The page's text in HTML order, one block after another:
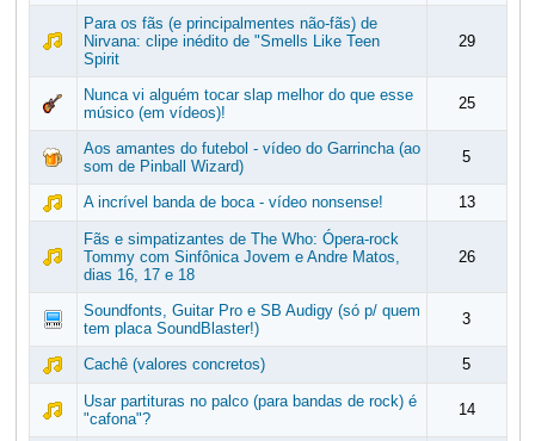
Para os fãs (e principalmentes não-fãs) de
Nirvana: clipe inédito de "Smells Like Teen
Spirit
29
Nunca vi alguém tocar slap melhor do que esse
músico (em vídeos)!
25
Aos amantes do futebol - vídeo do Garrincha (ao
som de Pinball Wizard)
5
A incrível banda de boca - vídeo nonsense! 13
Fãs e simpatizantes de The Who: Ópera-rock
Tommy com Sinfônica Jovem e Andre Matos,
dias 16, 17 e 18
26
Soundfonts, Guitar Pro e SB Audigy (só p/ quem
tem placa SoundBlaster!)
3
Cachê (valores concretos) 5
Usar partituras no palco (para bandas de rock) é
"cafona"?
14